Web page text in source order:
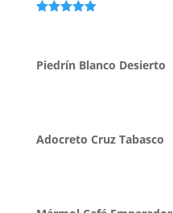
Piedrín Blanco Desierto
Adocreto Cruz Tabasco